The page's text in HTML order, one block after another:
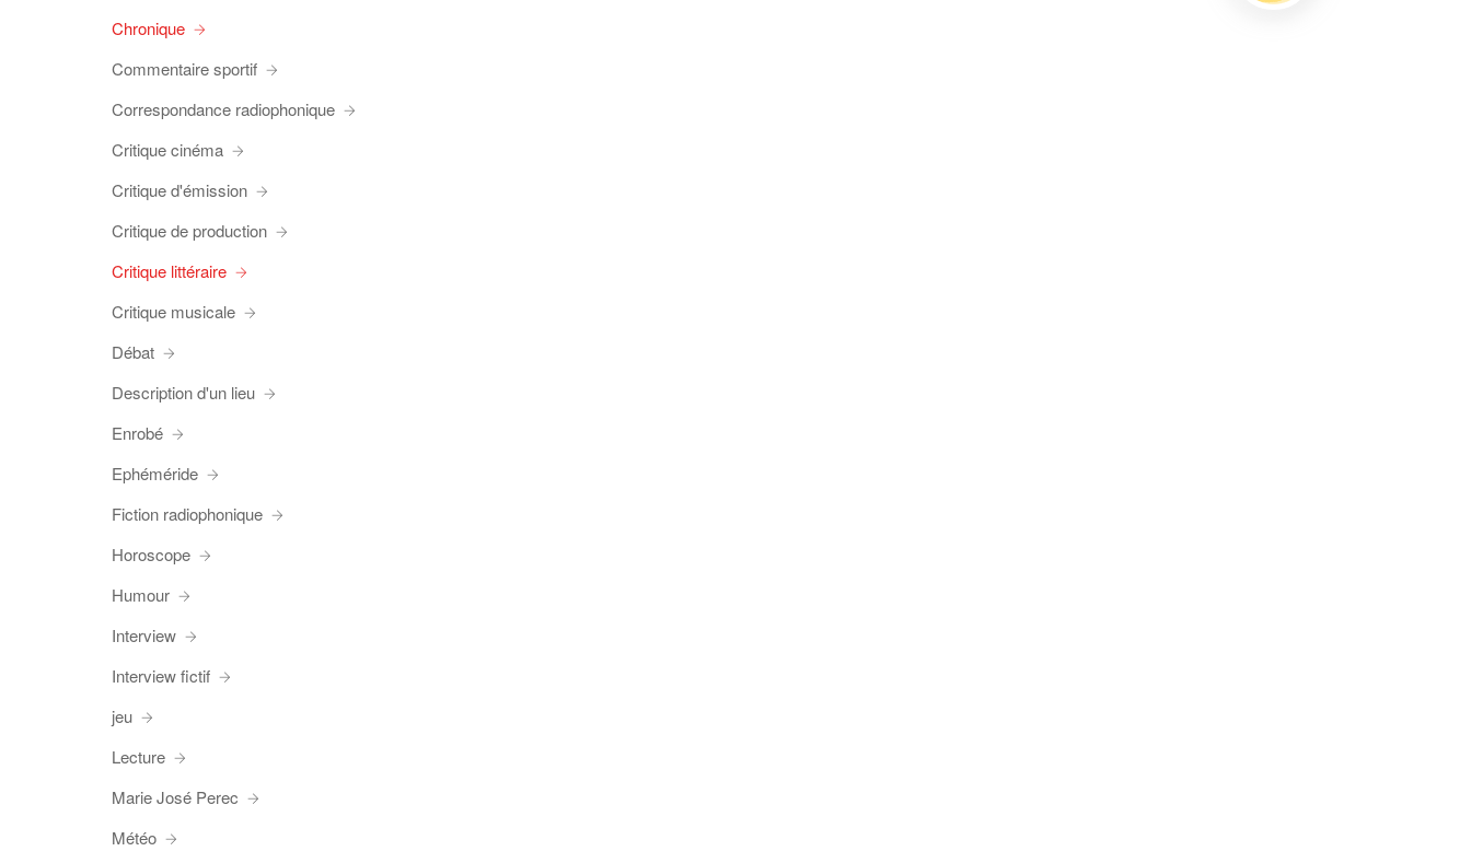
Chronique
Commentaire sportif
Correspondance radiophonique
Critique cinéma
Critique d'émission
Critique de production
Critique littéraire
Critique musicale
Débat
Description d'un lieu
Enrobé
Ephéméride
Fiction radiophonique
Horoscope
Humour
Interview
Interview fictif
jeu
Lecture
Marie José Perec
Météo